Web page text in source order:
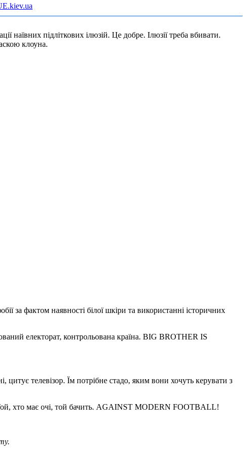
наївних підліткових ілюзій. Це добре. Ілюзії треба вбивати.
клоуна.
за фактом наявності білої шкіри та використанні історичних
електорат, контрольована країна. BIG BROTHER IS
цитує телевізор. Їм потрібне стадо, яким вони хочуть керувати з
хто має очі, той бачить. AGAINST MODERN FOOTBALL!